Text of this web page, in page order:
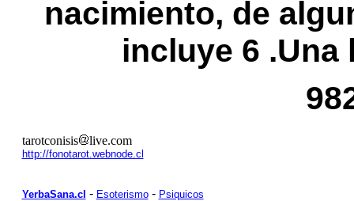
nacimiento, de
incluye 6 .Una
tarotconisis live.com
http://fonotarot.webnode.cl
YerbaSana.cl - Esoterismo- Psiquicos